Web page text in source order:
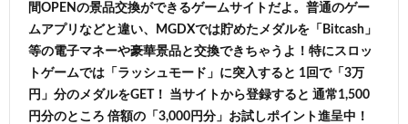
間OPENの景品交換ができるゲームサイトだよ。普通のゲー
ムアプリなどと違い、MGDXでは貯めたメダルを「Bitcash」
等の電子マネーや豪華景品と交換できちゃうよ！特にスロッ
トゲームでは「ラッシュモード」に突入すると 1回で「3万
円」分のメダルをGET！ 当サイトから登録すると 通常1,500
円分のところ 倍額の「3,000円分」お試しポイント進呈中！